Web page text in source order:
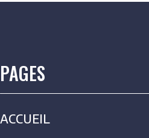
PAGES
ACCUEIL